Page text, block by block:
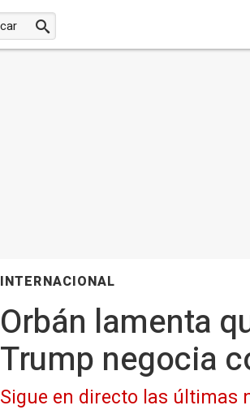
INTERNACIONAL
Orbán lamenta
Trump negocia
Sigue en directo las últimas